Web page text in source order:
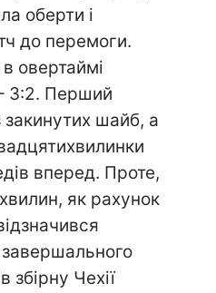
оберти і
до перемоги.
овертаймі
3:2. Перший
шайб, а
вперед. Проте,
як рахунок
завершального
збірну Чехії